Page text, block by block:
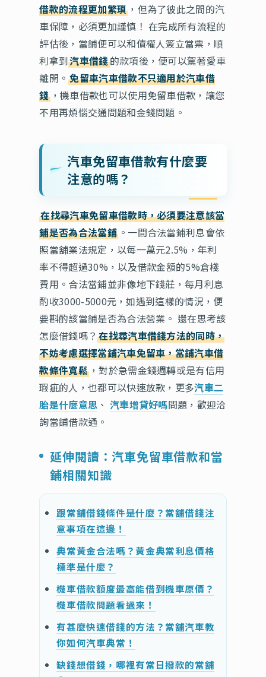
借款的流程更加繁瑣 ，但為了彼此之間的汽
車保障，必須更加謹慎！ 在完成所有流程的
評估後，當鋪便可以和債權人簽立當票，順
利拿到汽車借錢的款項後，便可以駕著愛車
離開。免留車汽車借款不只適用於汽車借
錢，機車借款也可以使用免留車借款，讓您
不用再煩惱交通問題和金錢問題。
汽車免留車借款有什麼要
注意的嗎？
在找尋汽車免留車借款時，必須要注意該當
鋪是否為合法當鋪。一間合法當鋪利息會依
照當舖業法規定，以每一萬元2.5%，年利
率不得超過30%，以及借款金額的5%倉棧
費用。合法當鋪並非像地下錢莊，每月利息
酌收3000-5000元，如遇到這樣的情況，便
要斟酌該當鋪是否為合法營業。 還在思考該
怎麼借錢嗎？在找尋汽車借錢方法的同時，
不妨考慮選擇當鋪汽車免留車，當鋪汽車借
款條件寬鬆，對於急需金錢週轉或是有信用
瑕疵的人，也都可以快速放款，更多汽車二
胎是什麼意思 、 汽車增貸好嗎問題，歡迎洽
詢當鋪借款通。
延伸閱讀：汽車免留車借款和當
鋪相關知識
跟當舖借錢條件是什麼？當舖借錢注
意事項在這邊！
典當黃金合法嗎？黃金典當利息價格
標準是什麼？
機車借款額度最高能借到機車原價？
機車借款問題看過來！
有甚麼快速借錢的方法？當舖汽車教
你如何汽車典當！
缺錢想借錢，哪裡有當日撥款的當舖